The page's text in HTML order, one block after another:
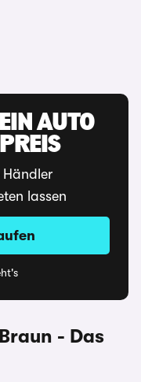
AUTO
Händler
lassen
- Das